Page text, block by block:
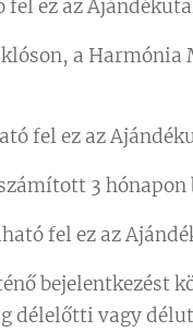
fel ez az
a Harmónia
fel ez az
3 hónapon
fel ez az
bejelentkezést
délelőtti vagy